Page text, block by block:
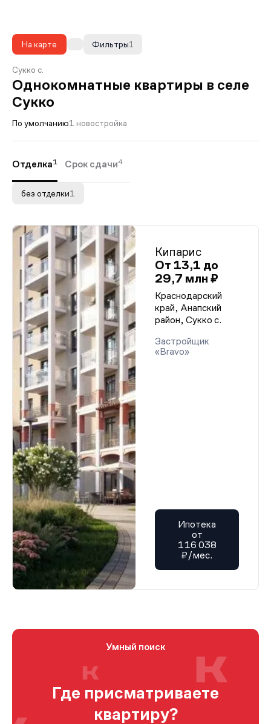
На карте 1
Фильтры
Сукко с.
Однокомнатные квартиры в селе
Сукко
По умолчанию1 новостройка
Отделка1 Срок сдачи4
без отделки1
Кипарис
От 13,1 до
29,7 млн ₽
Краснодарский
край, Анапский
район, Сукко с.
Застройщик
«Bravo»
Ипотека
от
116 038
₽/мес.
Умный поиск
Где присматриваете
квартиру?